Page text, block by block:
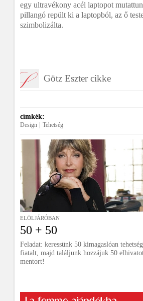
egy ultravékony acél laptopot
pillangó repült ki a laptopból, az ő
szimbolizálta.
Götz Eszter cikke
címkék:
Design Tehetség
ELÖLJÁRÓBAN
50 + 50
Feladat: keressünk 50 kimagaslóan
fiatalt, majd találjunk hozzájuk 50
mentort!